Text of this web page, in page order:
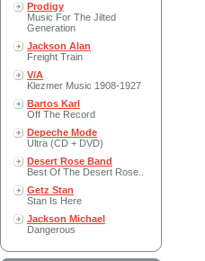
Prodigy
Music For The Jilted
Generation
Jackson Alan
Freight Train
V/A
Klezmer Music 1908-1927
Bartos Karl
Off The Record
Depeche Mode
Ultra (CD + DVD)
Desert Rose Band
Best Of The Desert Rose..
Getz Stan
Stan Is Here
Jackson Michael
Dangerous